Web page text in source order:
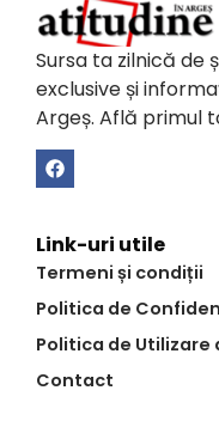
Sursa ta zilnică de
exclusive și
Argeș. Află primul
Link-uri utile
Termeni și condiții
Politica de
Politica de
Contact